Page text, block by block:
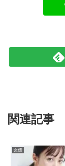
関連記事
女優